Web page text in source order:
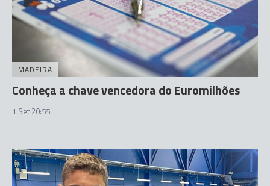
MADEIRA
Conheça a chave vencedora do Euromilhões
1 Set 20:55